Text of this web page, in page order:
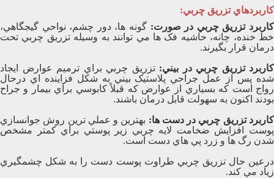
کاربردهاي تزريق چربي:
کاربرد تزريق چربي در صورت: گونه ها، دور چشم، نواحي گيجگاهي،
خط خنده، چانه، حاشيه فک ها مي توانند به وسيله تزريق چربي تحت
درمان قرار بگيرند.
کاربرد تزريق چربي در بيني: تزريق چربي براي ترميم عوارض ايجاد
شده پس از عمل جراحي پلاستيک بيني به شکل فزاينده اي درحال
رواج است که بسياري از عوارض که قبلاً کابوسي براي بيمار و جراح
بودند اکنون به سهولت قابل درمان باشند.
کاربرد تزريق چربي در دست ها: بهترين و عملي ترين روش جوانسازي
پوست افزايش ضخامت لايه چربي زير پوستي براي کمتر مشخص
شدن رگ ها و زرد پي هاي دست است.
درعين حال تزريق چربي طراوت پوست دست را به شکل چشمگيري
زياد مي کند.